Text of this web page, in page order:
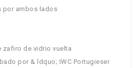
por ambos lados
de vidrio vuelta
por & ldquo; IWC Portugieser